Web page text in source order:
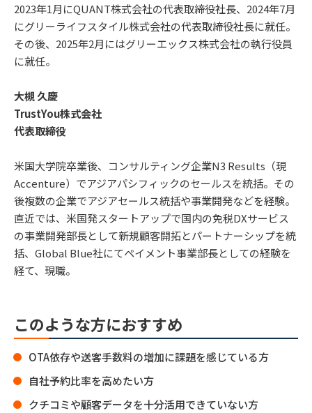
2023年1月にQUANT株式会社の代表取締役社長、2024年7月
にグリーライフスタイル株式会社の代表取締役社長に就任。
その後、2025年2月にはグリーエックス株式会社の執行役員
に就任。
大槻 久慶
TrustYou株式会社
代表取締役
米国大学院卒業後、コンサルティング企業N3 Results（現
Accenture）でアジアパシフィックのセールスを統括。その
後複数の企業でアジアセールス統括や事業開発などを経験。
直近では、米国発スタートアップで国内の免税DXサービス
の事業開発部長として新規顧客開拓とパートナーシップを統
括、Global Blue社にてペイメント事業部長としての経験を
経て、現職。
このような方におすすめ
OTA依存や送客手数料の増加に課題を感じている方
自社予約比率を高めたい方
クチコミや顧客データを十分活用できていない方